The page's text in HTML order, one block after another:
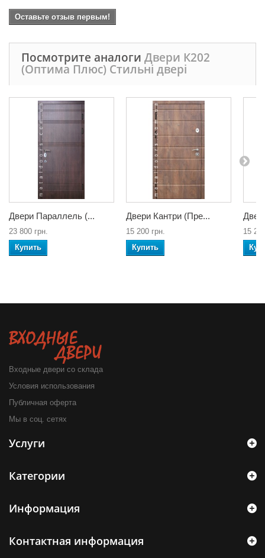
Оставьте отзыв первым!
Посмотрите аналоги Двери К202
(Оптима Плюс) Стильні двері
Двери Параллель (...
23 800 грн.
Купить
Двери Кантри (Пре...
15 200 грн.
Купить
15
Входные двери со склада
Условия использования
Публичная оферта
Мы в соц. сетях
Услуги
Категории
Информация
Контактная информация